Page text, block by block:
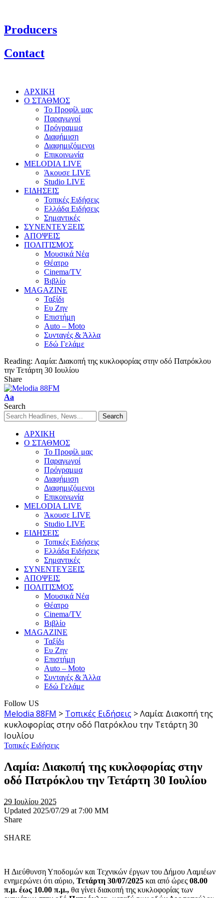
Producers
Contact
ΑΡΧΙΚΗ
Ο ΣΤΑΘΜΟΣ
Το Προφίλ μας
Παραγωγοί
Πρόγραμμα
Διαφήμιση
Διαφημιζόμενοι
Επικοινωνία
MELODIA LIVE
Άκουσε LIVE
Studio LIVE
ΕΙΔΗΣΕΙΣ
Τοπικές Ειδήσεις
Ελλάδα Ειδήσεις
Σημαντικές
ΣΥΝΕΝΤΕΥΞΕΙΣ
ΑΠΟΨΕΙΣ
ΠΟΛΙΤΙΣΜΟΣ
Μουσικά Νέα
Θέατρο
Cinema/TV
Βιβλίο
MAGAZINE
Ταξίδι
Ευ Ζην
Επιστήμη
Auto – Moto
Συνταγές & Άλλα
Εδώ Γελάμε
Reading: Λαμία: Διακοπή της κυκλοφορίας στην οδό Πατρόκλου
την Τετάρτη 30 Ιουλίου
Share
Aa
Search
ΑΡΧΙΚΗ
Ο ΣΤΑΘΜΟΣ
Το Προφίλ μας
Παραγωγοί
Πρόγραμμα
Διαφήμιση
Διαφημιζόμενοι
Επικοινωνία
MELODIA LIVE
Άκουσε LIVE
Studio LIVE
ΕΙΔΗΣΕΙΣ
Τοπικές Ειδήσεις
Ελλάδα Ειδήσεις
Σημαντικές
ΣΥΝΕΝΤΕΥΞΕΙΣ
ΑΠΟΨΕΙΣ
ΠΟΛΙΤΙΣΜΟΣ
Μουσικά Νέα
Θέατρο
Cinema/TV
Βιβλίο
MAGAZINE
Ταξίδι
Ευ Ζην
Επιστήμη
Auto – Moto
Συνταγές & Άλλα
Εδώ Γελάμε
Follow US
Melodia 88FM > Τοπικές Ειδήσεις >Λαμία: Διακοπή της
κυκλοφορίας στην οδό Πατρόκλου την Τετάρτη 30
Ιουλίου
Τοπικές Ειδήσεις
Λαμία: Διακοπή της κυκλοφορίας στην
οδό Πατρόκλου την Τετάρτη 30 Ιουλίου
29 Ιουλίου 2025
Updated 2025/07/29 at 7:00 ΜΜ
Share
SHARE
Η Διεύθυνση Υποδομών και Τεχνικών έργων του Δήμου Λαμιέων
ενημερώνει ότι αύριο, Τετάρτη 30/07/2025 και από ώρες 08.00
π.μ. έως 10.00 π.μ., θα γίνει διακοπή της κυκλοφορίας των